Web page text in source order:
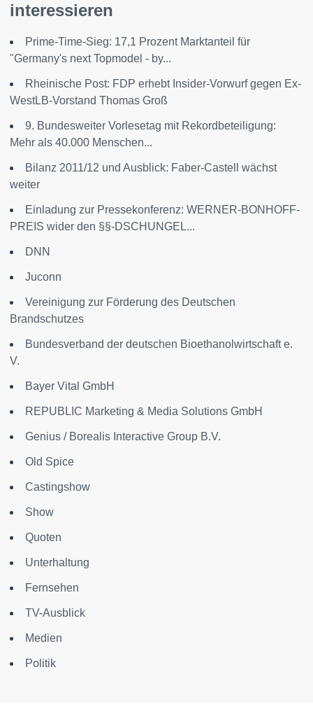
interessieren
Prime-Time-Sieg: 17,1 Prozent Marktanteil für
"Germany's next Topmodel - by...
Rheinische Post: FDP erhebt Insider-Vorwurf gegen Ex-
WestLB-Vorstand Thomas Groß
9. Bundesweiter Vorlesetag mit Rekordbeteiligung:
Mehr als 40.000 Menschen...
Bilanz 2011/12 und Ausblick: Faber-Castell wächst
weiter
Einladung zur Pressekonferenz: WERNER-BONHOFF-
PREIS wider den §§-DSCHUNGEL...
DNN
Juconn
Vereinigung zur Förderung des Deutschen
Brandschutzes
Bundesverband der deutschen Bioethanolwirtschaft e.
V.
Bayer Vital GmbH
REPUBLIC Marketing & Media Solutions GmbH
Genius / Borealis Interactive Group B.V.
Old Spice
Castingshow
Show
Quoten
Unterhaltung
Fernsehen
TV-Ausblick
Medien
Politik